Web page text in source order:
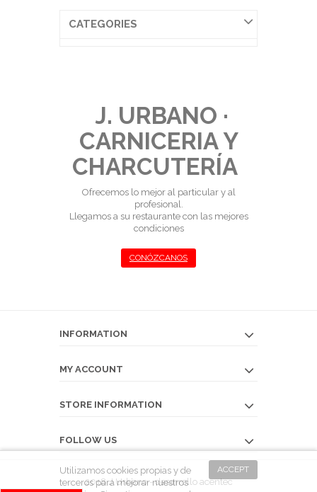
CATEGORIES
J. URBANO ·
CARNICERIA Y
CHARCUTERÍA
Ofrecemos lo mejor al particular y al
profesional.
Llegamos a su restaurante con las mejores
condiciones
CONÓZCANOS
INFORMATION
MY ACCOUNT
STORE INFORMATION
FOLLOW US
2018 J.Urbano - desarrollo acentec
ACCEPT
Utilizamos cookies propias y de
terceros para mejorar nuestros